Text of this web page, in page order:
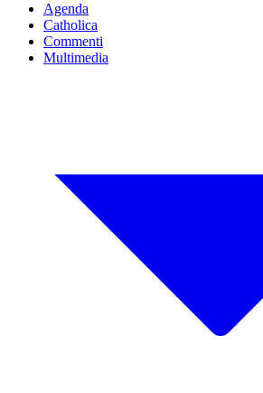
Agenda
Catholica
Commenti
Multimedia